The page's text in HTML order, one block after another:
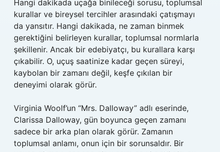
Hangi dakikada uçağa binileceği sorusu, toplumsal
kurallar ve bireysel tercihler arasındaki çatışmayı
da yansıtır. Hangi dakikada, ne zaman binmek
gerektiğini belirleyen kurallar, toplumsal normlarla
şekillenir. Ancak bir edebiyatçı, bu kurallara karşı
çıkabilir. O, uçuş saatinize kadar geçen süreyi,
kaybolan bir zamanı değil, keşfe çıkılan bir
deneyimi olarak görür.
Virginia Woolf’un “Mrs. Dalloway” adlı eserinde,
Clarissa Dalloway, gün boyunca geçen zamanı
sadece bir arka plan olarak görür. Zamanın
toplumsal anlamı, onun için bir sorunsaldır. Bir